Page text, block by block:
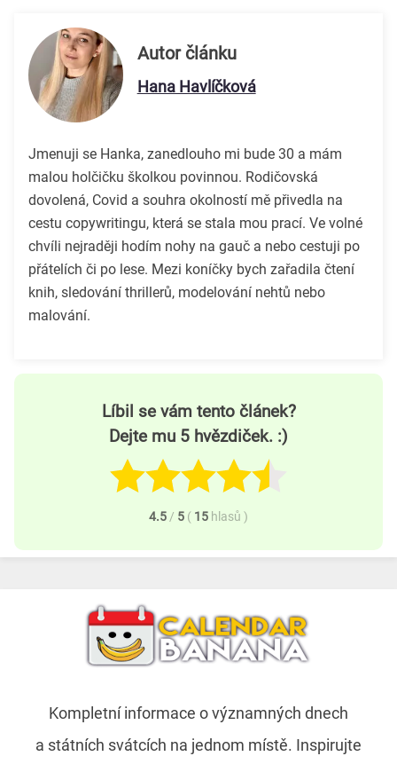
Autor článku
Hana Havlíčková
Jmenuji se Hanka, zanedlouho mi bude 30 a mám
malou holčičku školkou povinnou. Rodičovská
dovolená, Covid a souhra okolností mě přivedla na
cestu copywritingu, která se stala mou prací. Ve volné
chvíli nejraději hodím nohy na gauč a nebo cestuji po
přátelích či po lese. Mezi koníčky bych zařadila čtení
knih, sledování thrillerů, modelování nehtů nebo
malování.
Líbil se vám tento článek?
Dejte mu 5 hvězdiček. :)
4.5 / 5 ( 15 hlasů )
Kompletní informace o významných dnech
a státních svátcích na jednom místě. Inspirujte